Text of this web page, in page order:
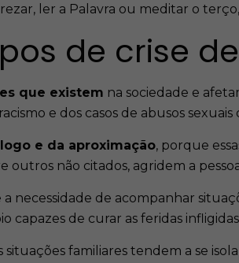
ler a Palavra ou meditar o
de crise
que existem na sociedade e
e dos casos de abusos sexuais
e da aproximação, porque
outros não citados, agridem a
necessidade de acompanhar
capazes de curar as feridas
familiares tendem a se